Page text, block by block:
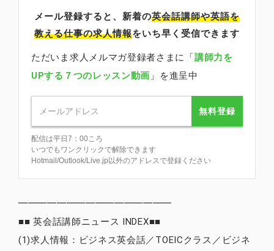
メール登録すると、新着の英会話講師や英語を
教える仕事の求人情報をいち早く受信できます
ただいま求人メルマガ登録者さまに「講師力を
UPする７つのレッスン動画 」を進呈中
無料登録
配信は平日7：00ころ
いつでもワンクリックで解除できます
Hotmail/Outlook/Live.jp以外のアドレスで登録ください
━━━━━━━━━━━━━━━━
■■ 英会話講師ニュース INDEX■■
(1)求人情報：ビジネス英会話／TOEICクラス／ビジネ